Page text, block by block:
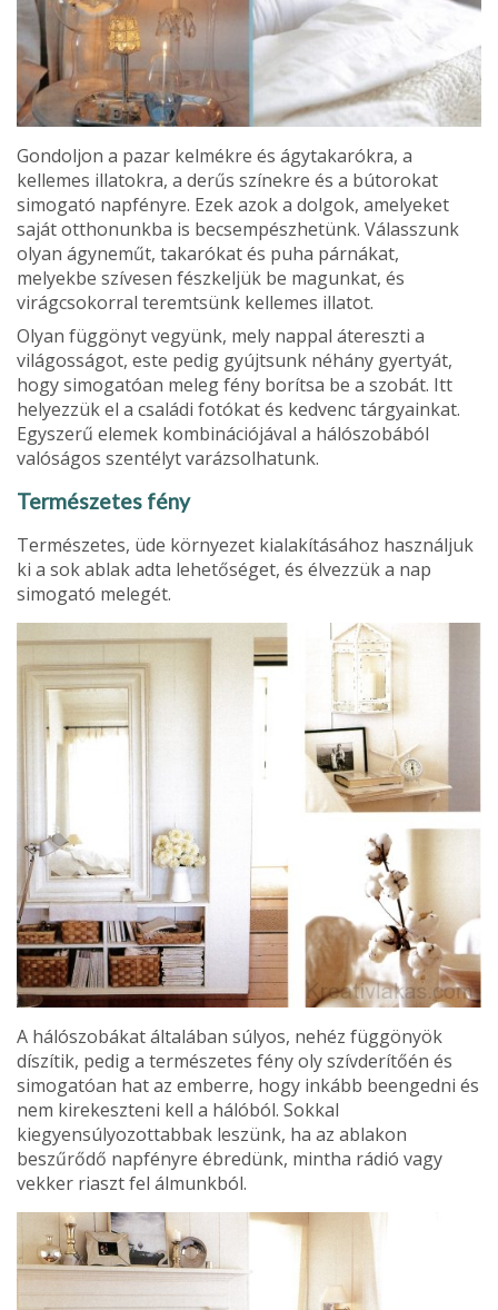
Gondoljon a pazar kelmékre és ágytakarókra, a
kellemes illatokra, a de­rűs színekre és a bútorokat
simogató napfényre. Ezek azok a dolgok, amelyeket
saját otthonunkba is becsem­pészhetünk. Válasszunk
olyan ágyneműt, takarókat és puha párnákat,
melyekbe szívesen fészkeljük be magun­kat, és
virágcsokorral teremtsünk kellemes illatot.
Olyan függönyt vegyünk, mely nappal átereszti a
világosságot, este pedig gyújtsunk néhány gyertyát,
hogy simogatóan meleg fény borítsa be a szobát. Itt
helyezzük el a csalá­di fotókat és kedvenc tárgyainkat.
Egyszerű elemek kombinációjával a hálószobából
valóságos szentélyt va­rázsolhatunk.
Természetes fény
Természetes, üde környezet kialakításához használjuk
ki a sok ablak adta lehetőséget, és élvezzük a nap
simogató melegét.
A hálószobákat általában súlyos, nehéz függönyök
díszí­tik, pedig a természetes fény oly szívderítőén és
simogatóan hat az emberre, hogy inkább beengedni és
nem kirekeszteni kell a hálóból. Sokkal
kiegyensúlyozottab­bak leszünk, ha az ablakon
beszűrődő napfényre ébre­dünk, mintha rádió vagy
vekker riaszt fel álmunkból.